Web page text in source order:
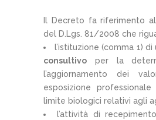
Il Decreto fa riferimento
del D.Lgs. 81/2008 che
l’istituzione (comma 1) di
consultivo per la
l’aggiornamento dei
esposizione
limite biologici relativi agli
l’attività di